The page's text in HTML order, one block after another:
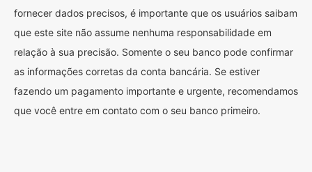
fornecer dados precisos, é importante que os usuários saibam
que este site não assume nenhuma responsabilidade em
relação à sua precisão. Somente o seu banco pode confirmar
as informações corretas da conta bancária. Se estiver
fazendo um pagamento importante e urgente, recomendamos
que você entre em contato com o seu banco primeiro.